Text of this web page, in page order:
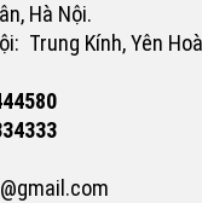
Hà Nội.
Trung Kính, Yên